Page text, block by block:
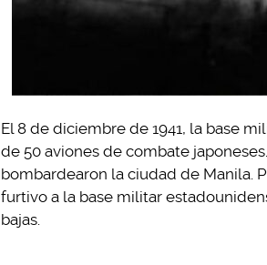
El 8 de diciembre de 1941, la base
de 50 aviones de combate
bombardearon la ciudad de Manila.
furtivo a la base militar
bajas.